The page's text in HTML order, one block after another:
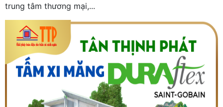
trung tâm thương mại,...